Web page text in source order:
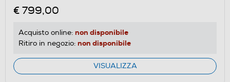
€ 799,00
Acquisto online: non disponibile
Ritiro in negozio: non disponibile
VISUALIZZA